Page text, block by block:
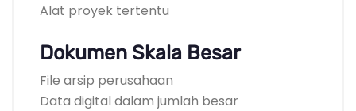
Alat proyek tertentu
Dokumen Skala Besar
File arsip perusahaan
Data digital dalam jumlah besar